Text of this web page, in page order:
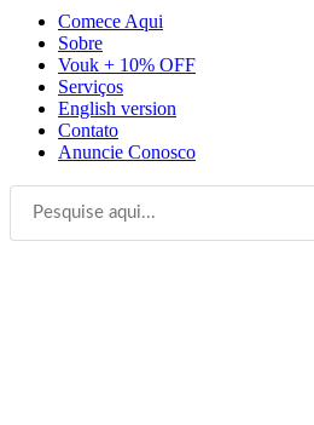
Comece Aqui
Sobre
Vouk + 10% OFF
Serviços
English version
Contato
Anuncie Conosco